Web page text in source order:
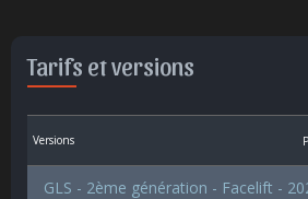
Tarifs et versions
Versions
GLS - 2ème génération - Facelift -